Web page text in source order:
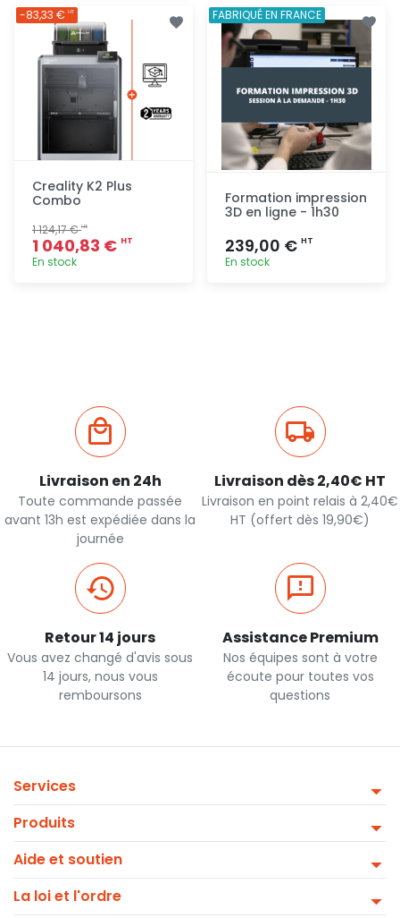
rapide
Ajout
rapide
Creality K2 Plus
Combo
1 124,17 €HT
1 040,83 € HT
En stock
-83,33 € HT
Formation impression
3D en ligne - 1h30
239,00 € HT
En stock
FABRIQUÉ EN FRANCE
Livraison en 24h
Toute commande passée
avant 13h est expédiée dans la
journée
Livraison dès 2,40€ HT
Livraison en point relais à 2,40€
HT (offert dès 19,90€)
Retour 14 jours
Vous avez changé d'avis sous
14 jours, nous vous
remboursons
Assistance Premium
Nos équipes sont à votre
écoute pour toutes vos
questions
Services
Produits
Aide et soutien
La loi et l'ordre